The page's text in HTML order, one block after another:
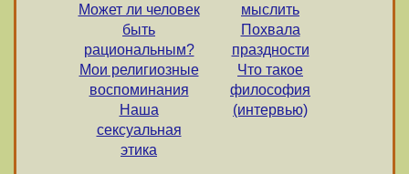
Может ли человек
быть
рациональным?
Мои религиозные
воспоминания
Наша
сексуальная
этика
мыслить
Похвала
праздности
Что такое
философия
(интервью)